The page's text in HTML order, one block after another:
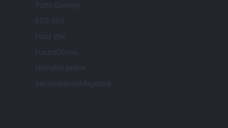
Tutto Gaming
ESG 365
Food Wiki
FuturoDonna
HomeMagazine
SecondHomeMagazine